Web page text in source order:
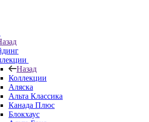
Назад
Коллекции
Аляска
Альта Классика
Канада Плюс
Блокхаус